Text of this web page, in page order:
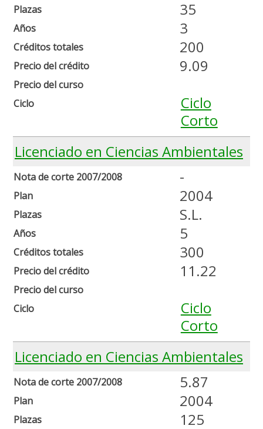
Plazas
Años
Créditos totales
Precio del crédito
Precio del curso
Ciclo
35
3
200
9.09
Ciclo
Corto
Licenciado en Ciencias Ambientales
Nota de corte 2007/2008
Plan
Plazas
Años
Créditos totales
Precio del crédito
Precio del curso
Ciclo
-
2004
S.L.
5
300
11.22
Ciclo
Corto
Licenciado en Ciencias Ambientales
Nota de corte 2007/2008
Plan
Plazas
5.87
2004
125